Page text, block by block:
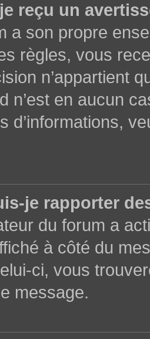
reçu un
a son propre
règles, vous
n’appartient
n’est en aucun
d’informations,
je rapporter
du forum a
à côté du
ci, vous
message.